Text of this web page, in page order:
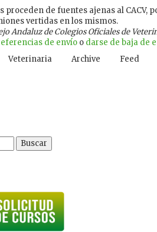
proceden de fuentes ajenas al CACV,
vertidas en los mismos.
Andaluz de Colegios Oficiales de
de envío o darse de baja de
Archive Feed